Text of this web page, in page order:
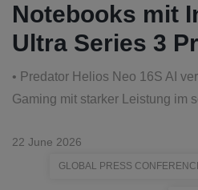
Notebooks mit
Ultra Series 3
• Predator Helios Neo 16S AI
Gaming mit starker Leistung im
22 June 2026
GLOBAL PRESS